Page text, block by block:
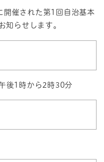
催された第1回自治基本
知らせします。
後1時から2時30分